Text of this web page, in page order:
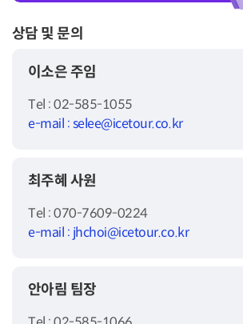
상담 및 문의
이소은 주임
Tel : 02-585-1055
e-mail : selee@icetour.co.kr
최주혜 사원
Tel : 070-7609-0224
e-mail : jhchoi@icetour.co.kr
안아림 팀장